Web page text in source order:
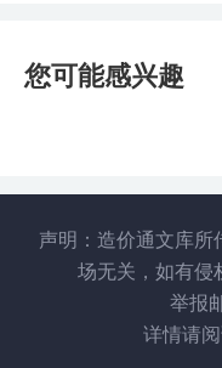
您可能感兴趣
声明：造价通文库所
场无关，如有侵
举报
详情请